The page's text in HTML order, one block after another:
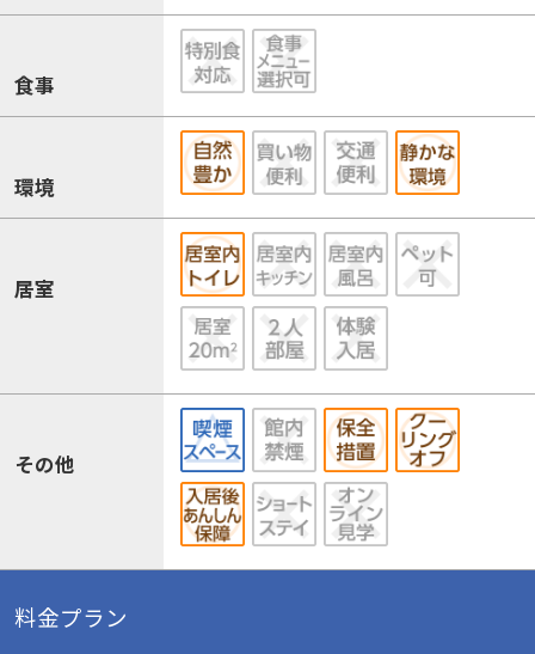
食事
環境
居室
その他
料金プラン